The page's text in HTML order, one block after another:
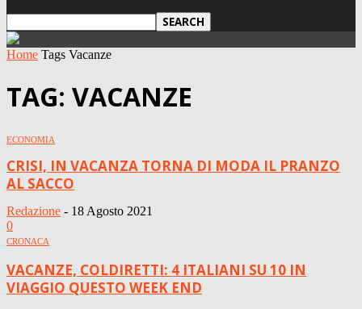
Home Tags Vacanze
TAG: VACANZE
ECONOMIA
CRISI, IN VACANZA TORNA DI MODA IL PRANZO
AL SACCO
Redazione - 18 Agosto 2021
0
CRONACA
VACANZE, COLDIRETTI: 4 ITALIANI SU 10 IN
VIAGGIO QUESTO WEEK END